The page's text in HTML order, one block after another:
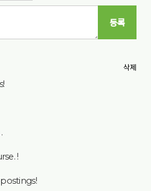
등록
삭제
!